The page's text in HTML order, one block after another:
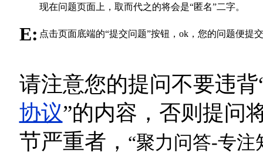
现在问题页面上，取而代之的将会是“匿名”二字。
E: 点击页面底端的“提交问题”按钮，ok，您的问题便提
请注意您的提问不要违背
协议”的内容，否则提问
节严重者， “聚力问答-专